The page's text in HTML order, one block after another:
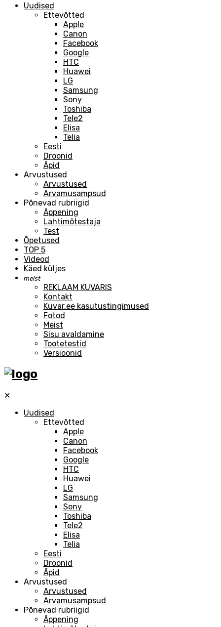
Uudised
Ettevõtted
Apple
Canon
Facebook
Google
HTC
Huawei
LG
Samsung
Sony
Toshiba
Tele2
Elisa
Telia
Eesti
Droonid
Äpid
Arvustused
Arvustused
Arvamusampsud
Põnevad rubriigid
Äppening
Lahtimõtestaja
Test
Õpetused
TOP 5
Videod
Käed küljes
meist
REKLAAM KUVARIS
Kontakt
Kuvar.ee kasutustingimused
Fotod
Meist
Sisu avaldamine
Tootetestid
Versioonid
✕
Uudised
Ettevõtted
Apple
Canon
Facebook
Google
HTC
Huawei
LG
Samsung
Sony
Toshiba
Tele2
Elisa
Telia
Eesti
Droonid
Äpid
Arvustused
Arvustused
Arvamusampsud
Põnevad rubriigid
Äppening